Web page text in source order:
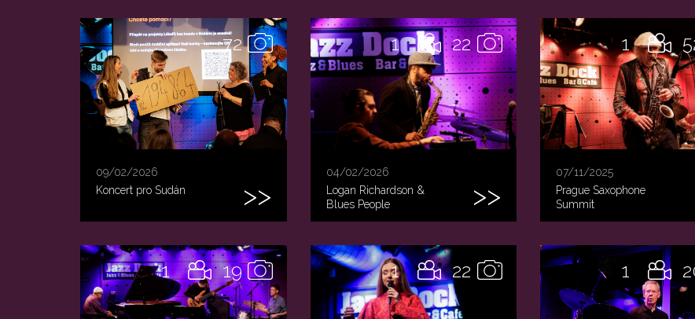
72
09/02/2026
Koncert pro Sudán
22
1
04/02/2026
Logan Richardson &
Blues People
1
07/11/2025
Prague Saxophone
Summit
19
1 22
1 1